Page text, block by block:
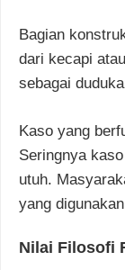
Bagian
dari kecapi
sebagai
Kaso yang
Seringnya
utuh.
yang
Nilai Filosofi